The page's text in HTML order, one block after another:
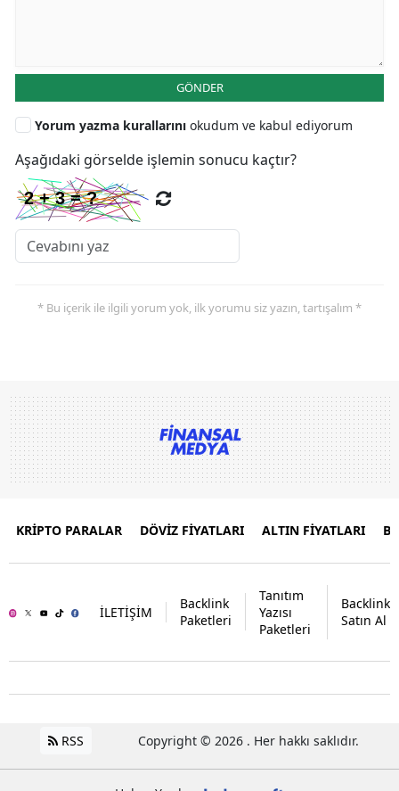
GÖNDER
Yorum yazma kurallarını okudum ve kabul ediyorum
Aşağıdaki görselde işlemin sonucu kaçtır?
* Bu içerik ile ilgili yorum yok, ilk yorumu siz yazın, tartışalım *
KRİPTO PARALAR DÖVİZ FİYATLARI ALTIN FİYATLARI
İLETİŞİM
Backlink
Paketleri
Tanıtım
Yazısı
Paketleri
Backlink
Satın Al
RSS Copyright © 2026 . Her hakkı saklıdır.